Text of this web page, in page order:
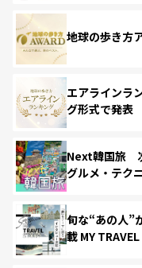
地球の歩き方
エアラインラ
グ形式で発表
Next韓国旅
グルメ・テク
旬な“あの人”
載 MY